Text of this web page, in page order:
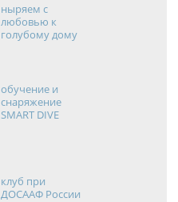
ныряем с
любовью к
голубому дому
обучение и
снаряжение
SMART DIVE
клуб при
ДОСААФ России